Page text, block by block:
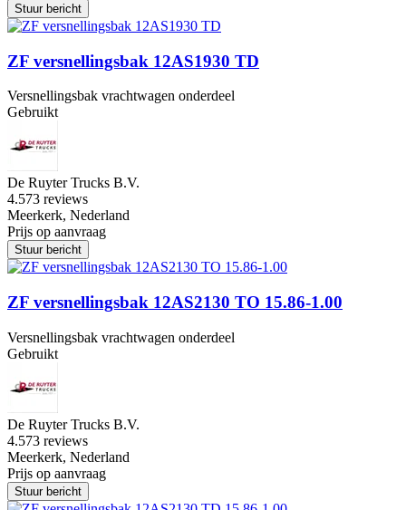
Stuur bericht
ZF versnellingsbak 12AS1930 TD
Versnellingsbak vrachtwagen onderdeel
Gebruikt
De Ruyter Trucks B.V.
4.573 reviews
Meerkerk, Nederland
Prijs op aanvraag
Stuur bericht
ZF versnellingsbak 12AS2130 TO 15.86-1.00
Versnellingsbak vrachtwagen onderdeel
Gebruikt
De Ruyter Trucks B.V.
4.573 reviews
Meerkerk, Nederland
Prijs op aanvraag
Stuur bericht